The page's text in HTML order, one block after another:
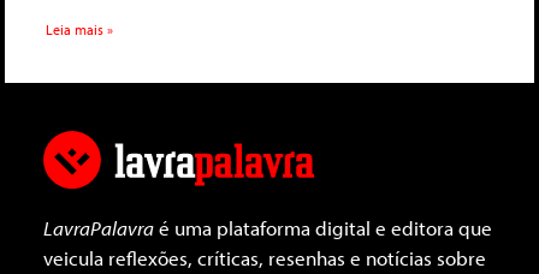
Leia mais »
LavraPalavraé uma plataforma digital e editora que
veicula reflexões, críticas, resenhas e notícias sobre